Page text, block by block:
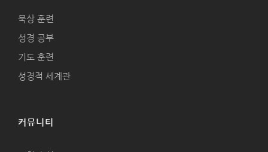
묵상 훈련
성경 공부
기도 훈련
성경적 세계관
커뮤니티